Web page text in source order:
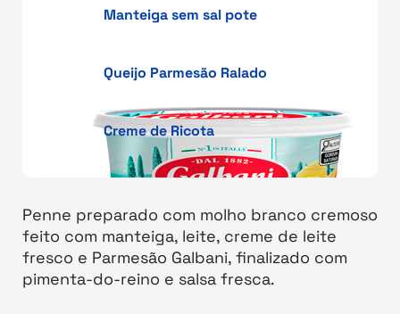
Manteiga sem sal pote
Queijo Parmesão Ralado
Creme de Ricota
Penne preparado com molho branco cremoso
feito com manteiga, leite, creme de leite
fresco e Parmesão Galbani, finalizado com
pimenta-do-reino e salsa fresca.